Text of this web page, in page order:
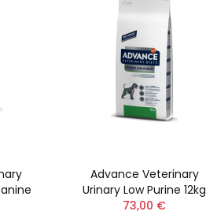
Advance Veterinary
Urinary Low Purine 12kg
73,00 €